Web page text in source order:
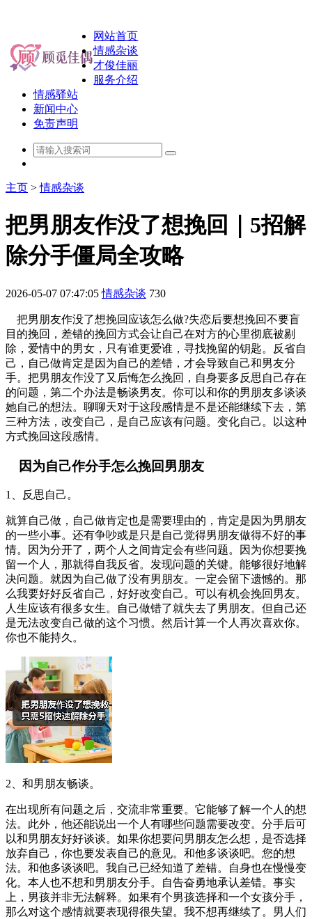
网站首页
情感杂谈
才俊佳丽
服务介绍
情感驿站
新闻中心
免责声明
主页 >情感杂谈
把男朋友作没了想挽回｜5招解
除分手僵局全攻略
2026-05-07 07:47:05 情感杂谈 730
把男朋友作没了想挽回应该怎么做?失恋后要想挽回不要盲
目的挽回，差错的挽回方式会让自己在对方的心里彻底被剔
除，爱情中的男女，只有谁更爱谁，寻找挽留的钥匙。反省自
己，自己做肯定是因为自己的差错，才会导致自己和男友分
手。把男朋友作没了又后悔怎么挽回，自身要多反思自己存在
的问题，第二个办法是畅谈男友。你可以和你的男朋友多谈谈
她自己的想法。聊聊天对于这段感情是不是还能继续下去，第
三种方法，改变自己，是自己应该有问题。变化自己。以这种
方式挽回这段感情。
因为自己作分手怎么挽回男朋友
1、反思自己。
就算自己做，自己做肯定也是需要理由的，肯定是因为男朋友
的一些小事。还有争吵或是只是自己觉得男朋友做得不好的事
情。因为分开了，两个人之间肯定会有些问题。因为你想要挽
留一个人，那就得自我反省。发现问题的关键。能够很好地解
决问题。就因为自己做了没有男朋友。一定会留下遗憾的。那
么我要好好反省自己，好好改变自己。可以有机会挽回男友。
人生应该有很多女生。自己做错了就失去了男朋友。但自己还
是无法改变自己做的这个习惯。然后计算一个人再次喜欢你。
你也不能持久。
2、和男朋友畅谈。
在出现所有问题之后，交流非常重要。它能够了解一个人的想
法。此外，他还能说出一个人有哪些问题需要改变。分手后可
以和男朋友好好谈谈。如果你想要问男朋友怎么想，是否选择
放弃自己，你也要发表自己的意见。和他多谈谈吧。您的想
法。和他多谈谈吧。我自己已经知道了差错。自身也在慢慢变
化。本人也不想和男朋友分手。自告奋勇地承认差错。事实
上，男孩并非无法解释。如果有个男孩选择和一个女孩分手，
那么对这个感情就要表现得很失望。我不想再继续了。男人们